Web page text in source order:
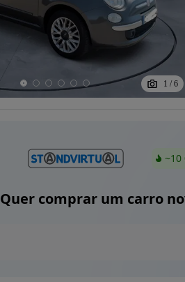
1 / 6
~10
Quer comprar um carro